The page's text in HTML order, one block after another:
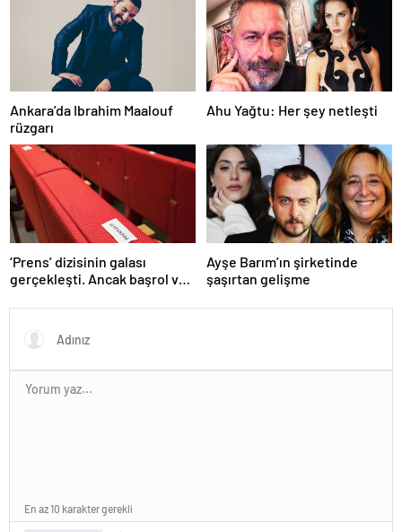
Ankara’da Ibrahim Maalouf
rüzgarı
Ahu Yağtu: Her şey netleşti
‘Prens’ dizisinin galası
gerçekleşti. Ancak başrol ve
Ayşe Barım’ın şirketinde
şaşırtan gelişme
En az 10 karakter gerekli